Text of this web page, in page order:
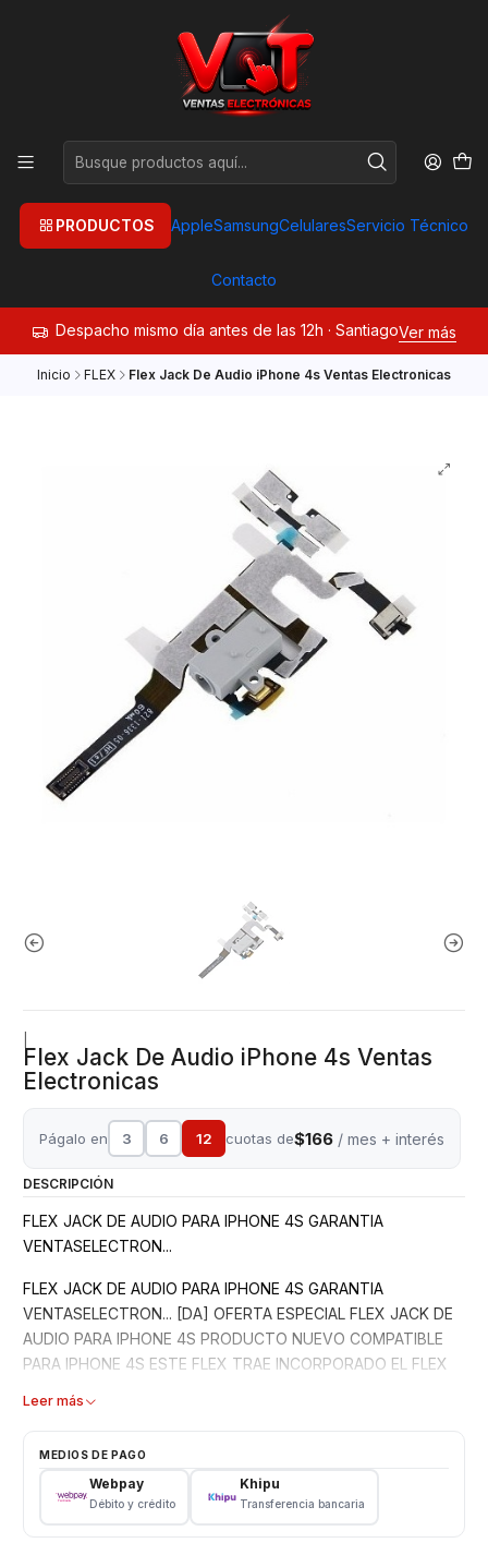
PRODUCTOS AppleSamsungCelularesServicio Técnico
Contacto
Despacho mismo día antes de las 12h · SantiagoVer más
Inicio FLEX Flex Jack De Audio iPhone 4s Ventas Electronicas
Flex Jack De Audio iPhone 4s Ventas
Electronicas
Págalo en 3 6 12 cuotas de$166 / mes + interés
DESCRIPCIÓN
FLEX JACK DE AUDIO PARA IPHONE 4S GARANTIA
VENTASELECTRON...
FLEX JACK DE AUDIO PARA IPHONE 4S GARANTIA
VENTASELECTRON... [DA] OFERTA ESPECIAL FLEX JACK DE
AUDIO PARA IPHONE 4S PRODUCTO NUEVO COMPATIBLE
PARA IPHONE 4S ESTE FLEX TRAE INCORPORADO EL FLEX
ADQUIRIR PRODUCTOS A EMPRESAS ESTABLECIDAS PARA
UNA COMPRA SEGURA Y GARANTIZADA
[http://listado.mercadolibre.cl/_CustId_144066650]
Leer más
MEDIOS DE PAGO
Webpay
Débito y crédito
Khipu
Transferencia bancaria